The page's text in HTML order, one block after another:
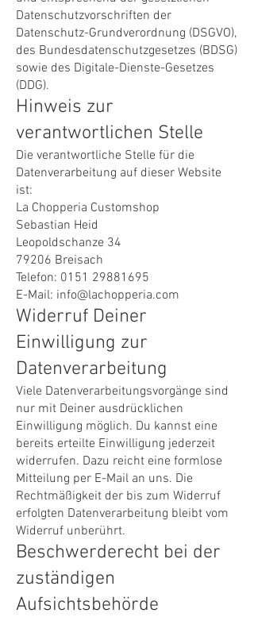
Datenschutzvorschriften der
Datenschutz-Grundverordnung (DSGVO),
des Bundesdatenschutzgesetzes (BDSG)
sowie des Digitale-Dienste-Gesetzes
(DDG).
Hinweis zur
verantwortlichen Stelle
Die verantwortliche Stelle für die
Datenverarbeitung auf dieser Website
ist:
La Chopperia Customshop
Sebastian Heid
Leopoldschanze 34
79206 Breisach
Telefon: 0151 29881695
E-Mail: info@lachopperia.com
Widerruf Deiner
Einwilligung zur
Datenverarbeitung
Viele Datenverarbeitungsvorgänge sind
nur mit Deiner ausdrücklichen
Einwilligung möglich. Du kannst eine
bereits erteilte Einwilligung jederzeit
widerrufen. Dazu reicht eine formlose
Mitteilung per E-Mail an uns. Die
Rechtmäßigkeit der bis zum Widerruf
erfolgten Datenverarbeitung bleibt vom
Widerruf unberührt.
Beschwerderecht bei der
zuständigen
Aufsichtsbehörde